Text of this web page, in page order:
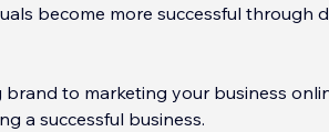
become more successful through
to marketing your business
a successful business.